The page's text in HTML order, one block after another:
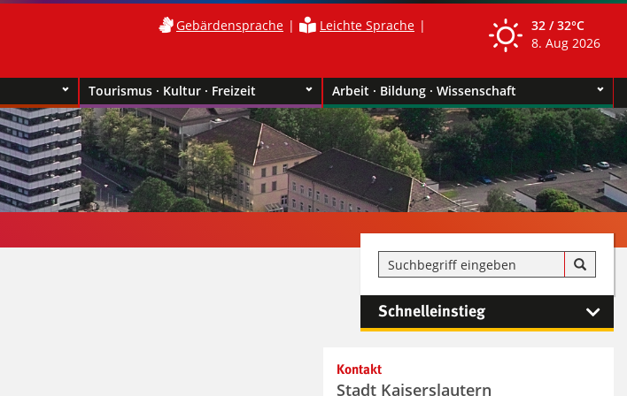
Gebärdensprache Leichte Sprache 32 / 32°C
8. Aug 2026
Tourismus · Kultur · Freizeit Arbeit · Bildung · Wissenschaft
Schnelleinstieg
Kontaktinformationen und
Weiterführendes
Kontakt
Stadt Kaiserslautern